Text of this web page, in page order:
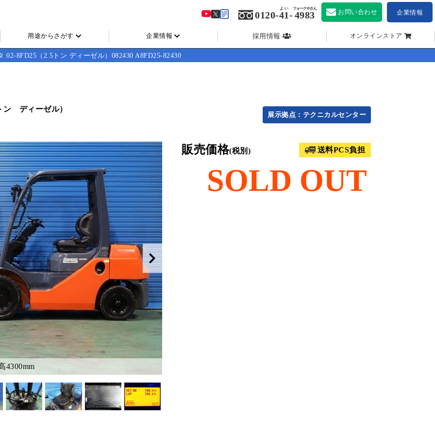
用途からさがす 企業情報 採用情報 オンラインストア
0120-41
よい
- 4983
フォークやさん お問い合わせ 企業情報
02-8FD25（2.5トン ディーゼル）082430 A8FD25-82430
ン ディーゼル）
展示拠点：テクニカルセンター
4300mm
販売価格(税別) 送料PCS負担
SOLD OUT